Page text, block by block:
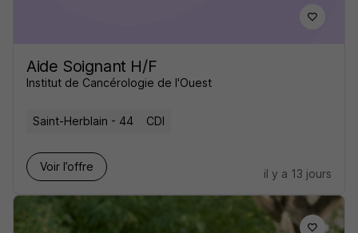
Aide Soignant H/F
Institut de Cancérologie de l'Ouest
Saint-Herblain - 44 CDI
Voir l’offre
il y a 13 jours